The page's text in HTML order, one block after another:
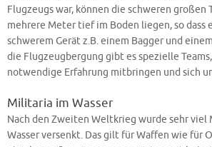
Flugzeugs war, können die schweren großen
mehrere Meter tief im Boden liegen, so dass
schwerem Gerät z.B. einem Bagger und
die Flugzeugbergung gibt es spezielle
notwendige Erfahrung mitbringen und sich
Militaria im Wasser
Nach den Zweiten Weltkrieg wurde sehr viel
Wasser versenkt. Das gilt für Waffen wie für